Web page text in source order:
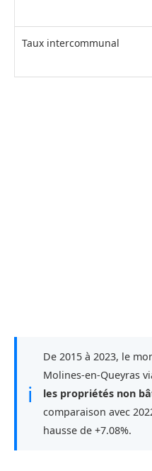
Taux intercommunal
ℹ
De 2015 à 2023, le
Molines-en-Queyras
les propriétés non
comparaison avec
hausse de +7.08%.